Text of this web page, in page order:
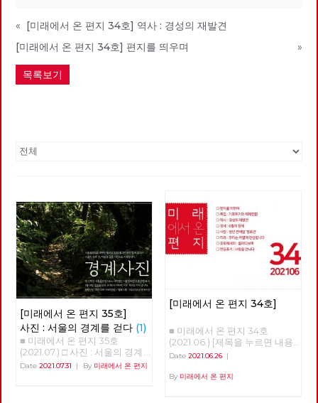
« [미래에서 온 편지 34호] 역사 : 경성의 재발견
[미래에서 온 편지 34호] 편지를 띄우며
»
목록보기
[미래에서 온 편지 35호]
사진 : 서울의 경계를 걷다 (1)
■ 미래에서 온 편지 35호
(2021.07.) □ 사진 : 서울의 경계
를 걷다 글 : 현린 사진 : 강남욱,
Date 2021.07.31 | By 미래에서 온 편지
[미래에서 온 편지 34호]
■ 미래에서 온 편지 34호
(2021.06.) [제목을 누르면 내용
을 볼 수 있습니다.] □ 편지를 띄
전환 □ 역사 : 경성의 재발견 □
Date 2021.06.26|
By 미래에서 온 편지